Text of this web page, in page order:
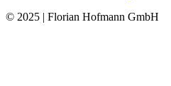
© 2025 | Florian Hofmann GmbH